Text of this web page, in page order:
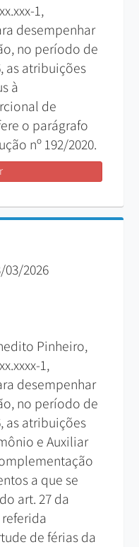
1,
desempenhar
no período de
as atribuições
à
de
o parágrafo
nº 192/2020.
03/2026
Pinheiro,
1,
desempenhar
no período de
as atribuições
e Auxiliar
a que se
art. 27 da
referida
de férias da